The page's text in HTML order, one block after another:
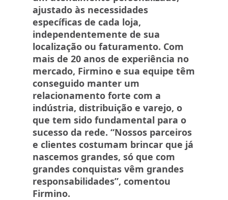
ajustado às necessidades
específicas de cada loja,
independentemente de sua
localização ou faturamento. Com
mais de 20 anos de experiência no
mercado, Firmino e sua equipe têm
conseguido manter um
relacionamento forte com a
indústria, distribuição e varejo, o
que tem sido fundamental para o
sucesso da rede. “Nossos parceiros
e clientes costumam brincar que já
nascemos grandes, só que com
grandes conquistas vêm grandes
responsabilidades”, comentou
Firmino.